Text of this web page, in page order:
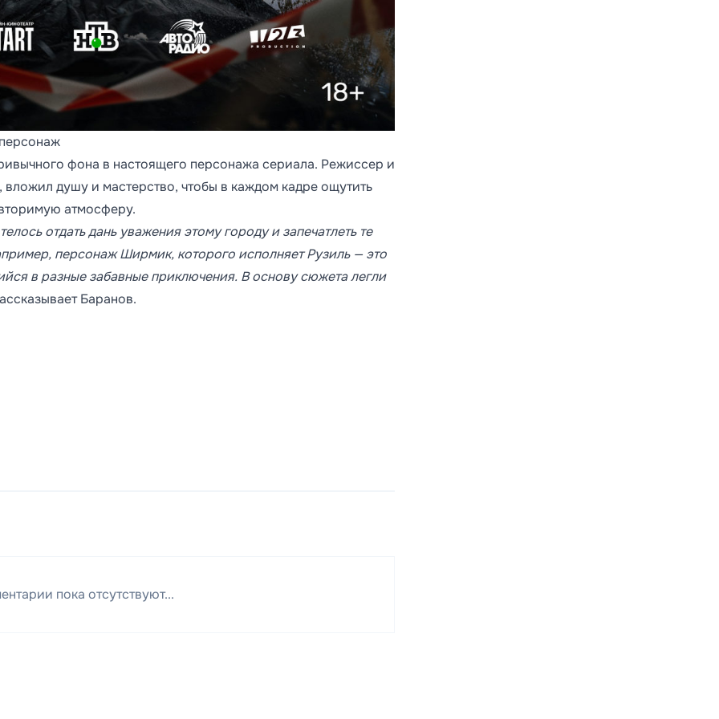
фона в настоящего персонажа сериала. Режиссер и
душу и мастерство, чтобы в каждом кадре ощутить
атмосферу.
отдать дань уважения этому городу и запечатлеть те
персонаж Ширмик, которого исполняет Рузиль — это
в разные забавные приключения. В основу сюжета легли
Баранов.
пока отсутствуют...